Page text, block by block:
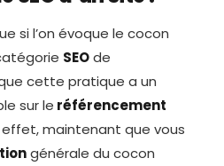
si l’on évoque le cocon
SEOde
cette pratique a un
sur le référencement
effet, maintenant que vous
générale du cocon